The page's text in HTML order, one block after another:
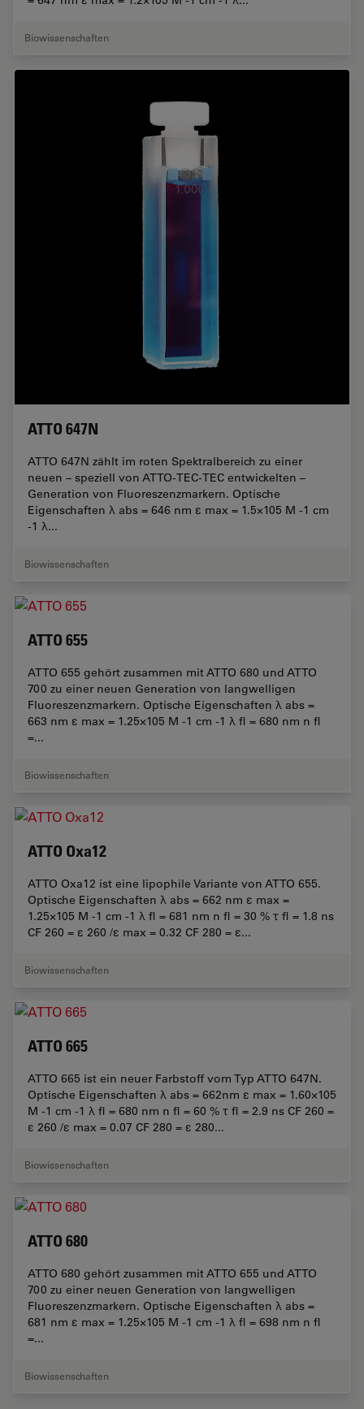
Biowissenschaften
ATTO 647N
ATTO 647N zählt im roten Spektralbereich zu einer
neuen – speziell von ATTO-TEC-TEC entwickelten –
Generation von Fluoreszenzmarkern. Optische
Eigenschaften λ abs = 646 nm ε max = 1.5×105 M -1 cm
-1 λ...
Biowissenschaften
ATTO 655
ATTO 655 gehört zusammen mit ATTO 680 und ATTO
700 zu einer neuen Generation von langwelligen
Fluoreszenzmarkern. Optische Eigenschaften λ abs =
663 nm ε max = 1.25×105 M -1 cm -1 λ fl = 680 nm n fl
=...
Biowissenschaften
ATTO Oxa12
ATTO Oxa12 ist eine lipophile Variante von ATTO 655.
Optische Eigenschaften λ abs = 662 nm ε max =
1.25×105 M -1 cm -1 λ fl = 681 nm n fl = 30 % τ fl = 1.8 ns
CF 260 = ε 260 /ε max = 0.32 CF 280 = ε...
Biowissenschaften
ATTO 665
ATTO 665 ist ein neuer Farbstoff vom Typ ATTO 647N.
Optische Eigenschaften λ abs = 662nm ε max = 1.60×105
M -1 cm -1 λ fl = 680 nm n fl = 60 % τ fl = 2.9 ns CF 260 =
ε 260 /ε max = 0.07 CF 280 = ε 280...
Biowissenschaften
ATTO 680
ATTO 680 gehört zusammen mit ATTO 655 und ATTO
700 zu einer neuen Generation von langwelligen
Fluoreszenzmarkern. Optische Eigenschaften λ abs =
681 nm ε max = 1.25×105 M -1 cm -1 λ fl = 698 nm n fl
=...
Biowissenschaften